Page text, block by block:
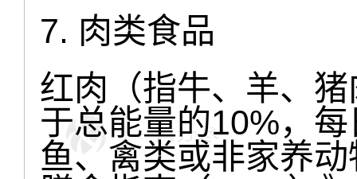
7. 肉类食品
红肉（指牛、羊、
于总能量的10%，
鱼、禽类或非家养